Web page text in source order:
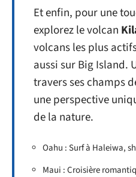
Et enfin, pour une
explorez le volcan
volcans les plus
aussi sur Big Island.
travers ses champs
une perspective
de la nature.
Oahu : Surf à Haleiwa,
Maui : Croisière